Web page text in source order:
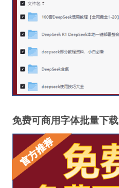
免费可商用字体批量下载